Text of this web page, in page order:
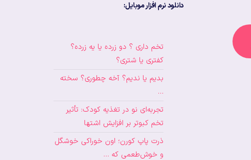
دانلود نرم افزار موبایل:
تخم داری ؟ دو زرده یا یه زرده؟
کفتری یا شتری؟
بدیم یا ندیم؟ آخه چطوری؟ سخته
…
تجربه‌ای نو در تغذیه کودک: تأثیر
تخم کبوتر بر افزایش اشتها
ذرت پاپ کورن؛ اون خوراکی خوشگل
و خوش‌طعمی که …